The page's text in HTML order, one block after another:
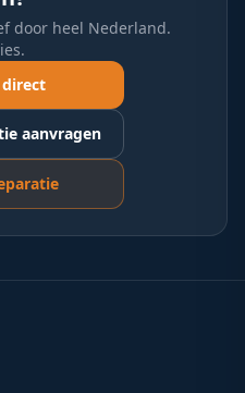
door heel Nederland.
aanvragen